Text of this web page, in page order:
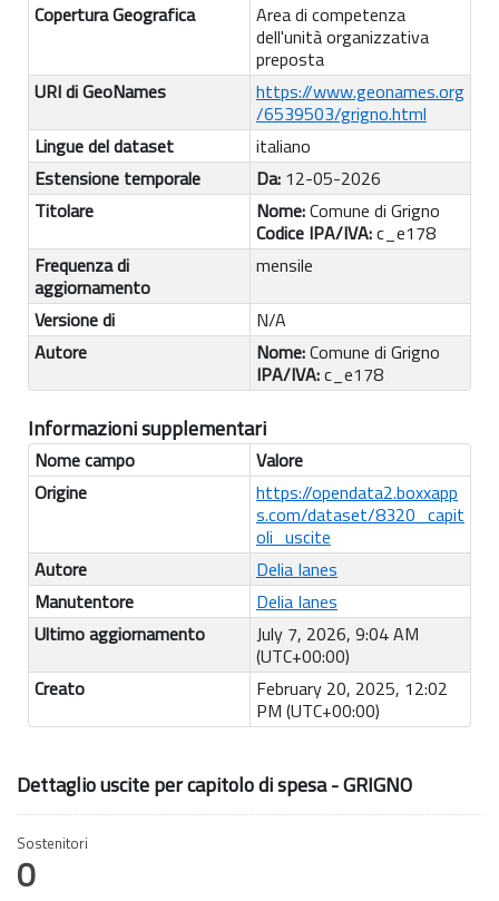
Copertura Geografica
Area di competenza
dell'unità organizzativa
preposta
URI di GeoNames
https://www.geonames.org
/6539503/grigno.html
Lingue del dataset
italiano
Estensione temporale
Da: 12-05-2026
Titolare
Nome:Comune di Grigno
Codice IPA/IVA:c_e178
Frequenza di
aggiornamento
mensile
Versione di
N/A
Autore
Nome:Comune di Grigno
IPA/IVA:c_e178
Informazioni supplementari
Nome campo
Valore
Origine
https://opendata2.boxxapp
s.com/dataset/8320_capit
oli_uscite
Autore
Delia Ianes
Manutentore
Delia Ianes
Ultimo aggiornamento
July 7, 2026, 9:04 AM
(UTC+00:00)
Creato
February 20, 2025, 12:02
PM (UTC+00:00)
Dettaglio uscite per capitolo di spesa - GRIGNO
Sostenitori
0